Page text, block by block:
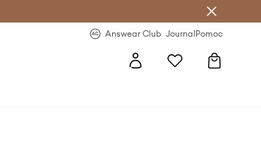
Answear Club JournalPomoc